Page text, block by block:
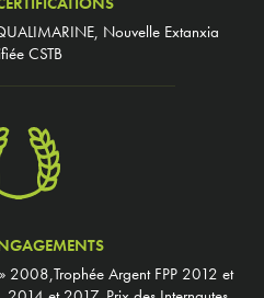
Nouvelle Extanxia
CSTB
2008,Trophée Argent FPP 2012 et